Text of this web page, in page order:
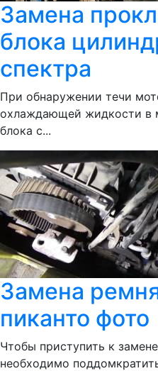
Замена
блока
спектра
При обнаружении течи
охлаждающей жидкости в
блока с...
Замена
пиканто фото
Чтобы приступить к
необходимо